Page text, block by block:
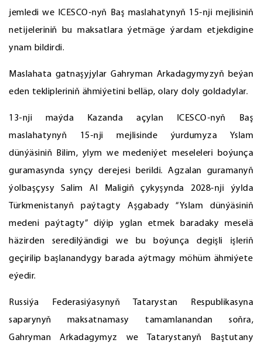
jemledi we ICESCO-nyň Baş maslahatynyň 15-nji mejlisiniň
netijeleriniň bu maksatlara ýetmäge ýardam etjekdigine
ynam bildirdi.
Maslahata gatnaşyjylar Gahryman Arkadagymyzyň beýan
eden teklipleriniň ähmiýetini belläp, olary doly goldadylar.
13-nji maýda Kazanda açylan ICESCO-nyň Baş
maslahatynyň 15-nji mejlisinde ýurdumyza Yslam
dünýäsiniň Bilim, ylym we medeniýet meseleleri boýunça
guramasynda synçy derejesi berildi. Agzalan guramanyň
ýolbaşçysy Salim Al Maligiň çykyşynda 2028-nji ýylda
Türkmenistanyň paýtagty Aşgabady “Yslam dünýäsiniň
medeni paýtagty” diýip yglan etmek baradaky meselä
häzirden seredilýändigi we bu boýunça degişli işleriň
geçirilip başlanandygy barada aýtmagy möhüm ähmiýete
eýedir.
Russiýa Federasiýasynyň Tatarystan Respublikasyna
saparynyň maksatnamasy tamamlanandan soňra,
Gahryman Arkadagymyz we Tatarystanyň Baştutany